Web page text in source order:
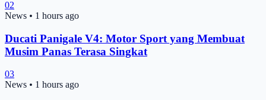
02
News • 1 hours ago
Ducati Panigale V4: Motor Sport yang Membuat
Musim Panas Terasa Singkat
03
News • 1 hours ago